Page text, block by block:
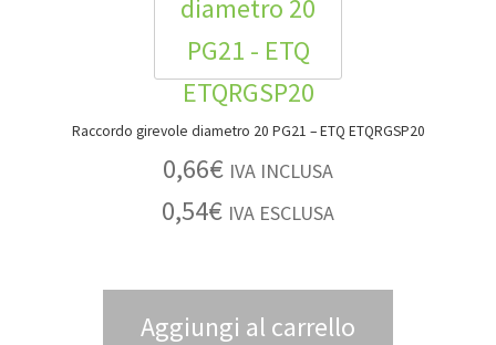
Raccordo girevole diametro 20 PG21 – ETQ ETQRGSP20
0,66€ IVA INCLUSA
0,54€ IVA ESCLUSA
Aggiungi al carrello